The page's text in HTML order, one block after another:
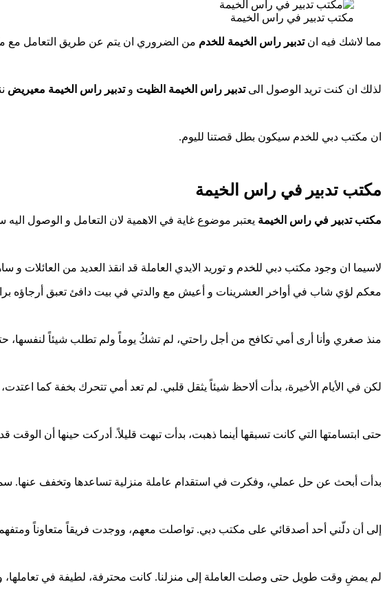
مكتب تدبير في راس الخيمة
مما لاشك فيه انتدبير راس الخيمة للخدم من الضروري ان يتم عن طريق التعامل مع
لذلك ان كنت تريد الوصول الىتدبير راس الخيمة الظيت وتدبير راس الخيمة معيريض
ان مكتب دبي للخدم سيكون بطل قصتنا لليوم.
مكتب تدبير في راس الخيمة
مكتب تدبير في راس الخيمة يعتبر موضوع غاية في الاهمية لان التعامل و الوصول
لاسيما ان وجود مكتب دبي للخدم و توريد الايدي العاملة قد انقذ العديد من
معكم لؤي شاب في أواخر العشرينات و أعيش مع والدتي في بيت دافئ تعبق أرجاؤه
منذ صغري وأنا أرى أمي تكافح من أجل راحتي، لم تشكُ يوماً ولم تطلب شيئاً لنفسها،
لكن في الأيام الأخيرة، بدأت ألاحظ شيئاً يثقل قلبي. لم تعد أمي تتحرك بخفة كما
حتى ابتسامتها التي كانت تسبقها أينما ذهبت، بدأت تبهت قليلاً. أدركت حينها أن
بدأت أبحث عن حل عملي، وفكرت في استقدام عاملة منزلية تساعدها وتخفف عنها.
إلى أن دلّني أحد أصدقائي على مكتب دبي. تواصلت معهم، ووجدت فريقاً متعاوناً
لم يمضِ وقت طويل حتى وصلت العاملة إلى منزلنا. كانت محترفة، لطيفة في تعاملها،